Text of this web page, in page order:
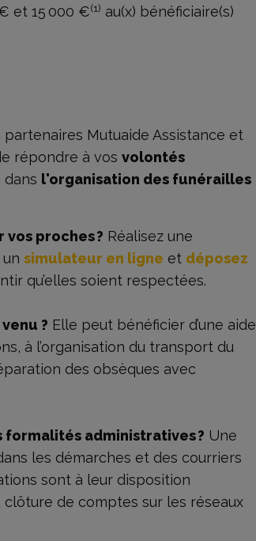
et 15 000 €(1) au(x) bénéficiaire(s)
partenaires Mutuaide Assistance et
répondre à vos volontés
l'organisation des funérailles
proches ? Réalisez une
simulateur en ligne et déposez
qu’elles soient respectées.
? Elle peut bénéficier d’une aide
à l’organisation du transport du
des obsèques avec
formalités administratives ? Une
les démarches et des courriers
sont à leur disposition
de comptes sur les réseaux